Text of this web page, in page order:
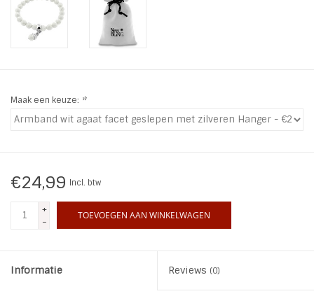
LIFESTYLE PRODUCTEN
SALE
Maak een keuze: *
€24,99 Incl. btw
+
-
TOEVOEGEN AAN WINKELWAGEN
Informatie Reviews (0)